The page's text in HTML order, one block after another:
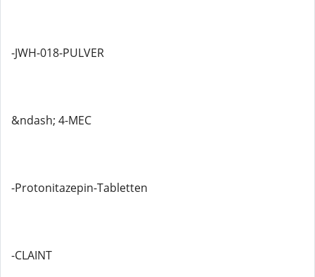
-JWH-018-PULVER
&ndash; 4-MEC
-Protonitazepin-Tabletten
-CLAINT